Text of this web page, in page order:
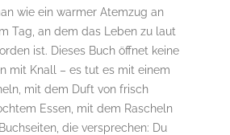
wie ein warmer Atemzug an
Tag, an dem das Leben zu laut
ist. Dieses Buch öffnet keine
mit Knall – es tut es mit einem
mit dem Duft von frisch
Essen, mit dem Rascheln
die versprechen: Du